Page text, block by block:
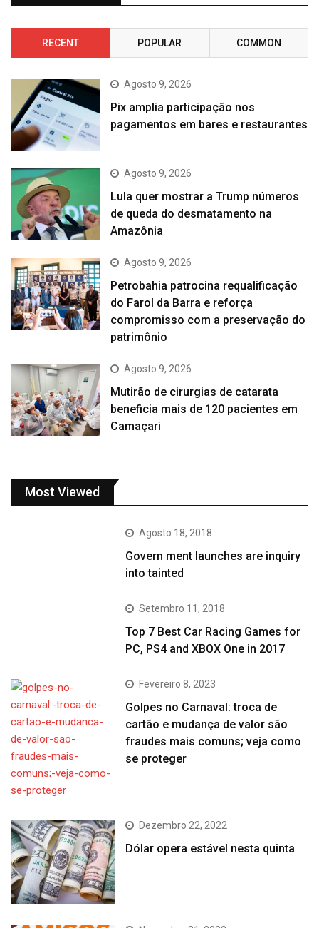
RECENT POPULAR COMMON
Agosto 9, 2026
Pix amplia participação nos
pagamentos em bares e restaurantes
Agosto 9, 2026
Lula quer mostrar a Trump números
de queda do desmatamento na
Amazônia
Agosto 9, 2026
Petrobahia patrocina requalificação
do Farol da Barra e reforça
compromisso com a preservação do
patrimônio
Agosto 9, 2026
Mutirão de cirurgias de catarata
beneficia mais de 120 pacientes em
Camaçari
Most Viewed
Agosto 18, 2018
Govern ment launches are inquiry
into tainted
Setembro 11, 2018
Top 7 Best Car Racing Games for
PC, PS4 and XBOX One in 2017
Fevereiro 8, 2023
Golpes no Carnaval: troca de
cartão e mudança de valor são
fraudes mais comuns; veja como
se proteger
Dezembro 22, 2022
Dólar opera estável nesta quinta